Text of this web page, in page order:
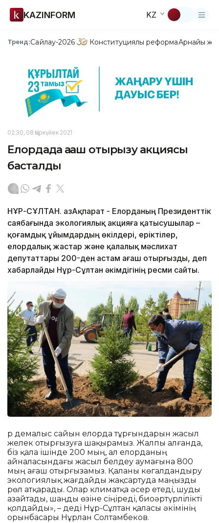
KAZINFORM KZ
Тренд:Сайлау-2026 Конституциялық реформаАрнайы
02:30, 08 Қыркүйек 2021
Елордада ағаш отырғызу акциясы
басталды
НҰР-СҰЛТАН. ҚазАқпарат - Елорданың Президенттік
саябағында экологиялық акцияға қатысушылар –
қоғамдық ұйымдардың өкілдері, еріктілер,
елордалық жастар және қалалық мәслихат
депутаттары 200-ден астам ағаш отырғызды, деп
хабарлайды Нұр-Сұлтан әкімдігінің ресми сайты.
Әр демалыс сайын елорда тұрғындарын жасыл
желек отырғызуға шақырамыз. Жалпы алғанда,
біз қала ішінде 200 мың, ал елорданың
айналасындағы жасыл белдеу аумағына 800
мың ағаш отырғызамыз. Қаланы көгалдандыру
экологиялық жағдайды жақсартуда маңызды
рөл атқарады. Олар климатқа әсер етеді, шуды
азайтады, шаңды өзіне сіңіреді, биоәртүрлілікті
қолдайды», – деді Нұр-Сұлтан қаласы әкімінің
орынбасары Нұрлан Солтамбеков.